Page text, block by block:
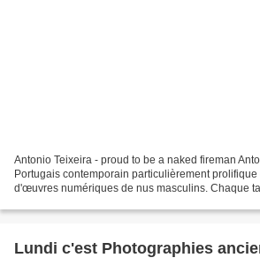
Antonio Teixeira - proud to be a naked fireman
Portugais contemporain particulièrement prolifique
d'œuvres numériques de nus masculins. Chaque
Lundi c'est Photographies